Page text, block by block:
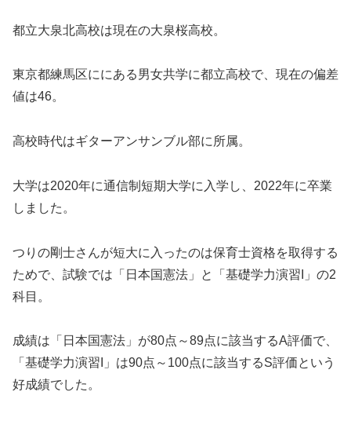
都立大泉北高校は現在の大泉桜高校。
東京都練馬区ににある男女共学に都立高校で、現在の偏差
値は46。
高校時代はギターアンサンブル部に所属。
大学は2020年に通信制短期大学に入学し、2022年に卒業
しました。
つりの剛士さんが短大に入ったのは保育士資格を取得する
ためで、試験では「日本国憲法」と「基礎学力演習I」の2
科目。
成績は「日本国憲法」が80点～89点に該当するA評価で、
「基礎学力演習I」は90点～100点に該当するS評価という
好成績でした。